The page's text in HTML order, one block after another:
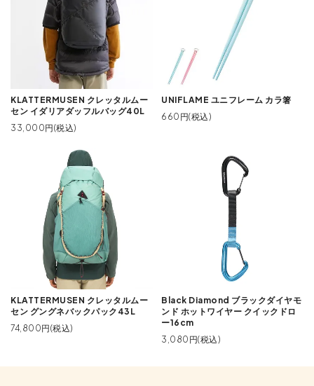
KLATTERMUSEN クレッタルムー
セン イダリアダッフルバッグ40L
33,000円(税込)
UNIFLAME ユニフレーム カラ箸
660円(税込)
KLATTERMUSEN クレッタルムー
セン グングネバックパック43L
74,800円(税込)
Black Diamond ブラックダイヤモ
ンド ホットワイヤー クイックドロ
ー16cm
3,080円(税込)